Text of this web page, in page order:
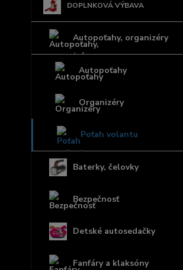
DOPLNKOVÁ VÝBAVA
Autopoťahy, organizéry
Autopoťahy
Organizéry
Poťah volantu
Baterky, čelovky
Bezpečnosť
Detské autosedačky
Fanfáry a klaksóny